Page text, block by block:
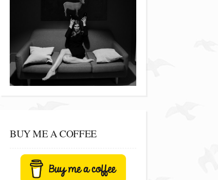
BUY ME A COFFEE